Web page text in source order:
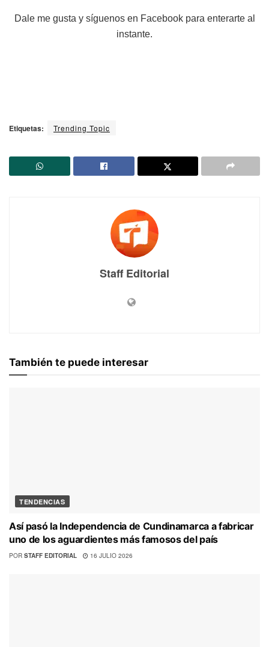
Dale me gusta y síguenos en Facebook para enterarte al
instante.
Etiquetas: Trending Topic
Staff Editorial
También te puede interesar
TENDENCIAS
Así pasó la Independencia de Cundinamarca a fabricar
uno de los aguardientes más famosos del país
POR STAFF EDITORIAL 16 JULIO 2026